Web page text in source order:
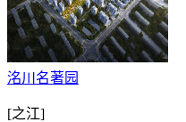
洺川名著园
[之江]